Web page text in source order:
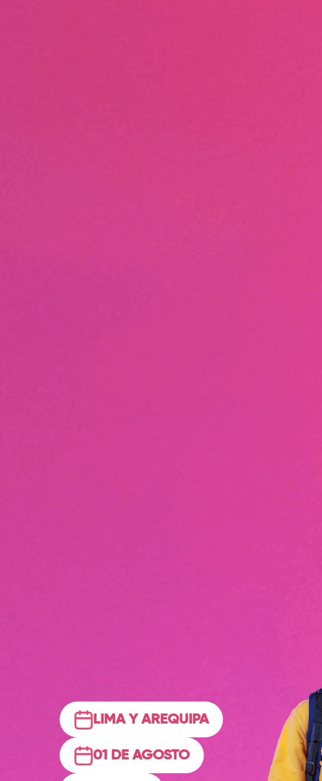
LIMA Y AREQUIPA
01 DE AGOSTO